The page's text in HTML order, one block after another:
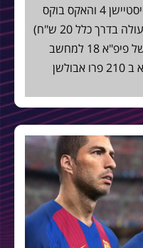
לפיפא 18 ופרו אבולשן 2018 לפלייסטיישן 4 והאקס בוקס
וואן. 275 ש"ח כולל משלוח חינם (עולה בדרך כלל 20 ש"ח)
בדואר ישראל . לחצו כאן להזמנה של פיפ"א 18 למחשב
אפשר לקנות פרו ב 155 ש"ח ופיפא ב 210 פרו אבולשן